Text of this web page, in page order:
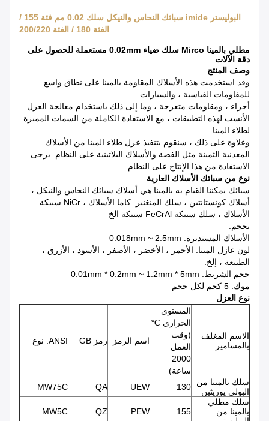
البوليستر imide سبائك النحاس والنيكل سلك 0.02 مم فئة 155 /
الفئة 180 / الفئة 200/220
مطلي بالمينا Mirco سلك ضياء 0.02mm مستعملة للحصول على
دقة الآلات
وصف المنتج
وقد استخدمت هذه الأسلاك المقاومة بالمينا على نطاق واسع
للمقاومات القياسية ، والسيارات
أجزاء ، ومقاومات متعرجة ، وما إلى ذلك باستخدام معالجة العزل
الأنسب لهذه التطبيقات ، مع الاستفادة الكاملة من السمات المميزة
لطلاء المينا.
وعلاوة على ذلك ، سنقوم بتنفيذ عزل طلاء المينا من الأسلاك
المعدنية الثمينة مثل الفضة والأسلاك البلاتينية على النظام. يرجى
الاستفادة من هذا الإنتاج على النظام.
نوع من سبائك الأسلاك العارية
سبائك يمكننا القيام به بالمينا هي أسلاك سبائك النحاس والنيكل ،
أسلاك كونستانتين ، سلك المنغنيز.
كاما الأسلاك ، NiCr سبيكة
الأسلاك ، سلك سبيكة FeCrAl سبيكة الخ
بحجم:
الأسلاك المستديرة: 0.018mm ~ 2.5mm
لون عازل المينا: الأحمر ، الأخضر ، الأصفر ، الأسود ، الأزرق ،
الطبيعة ، إلخ.
حجم الشريط: 0.01mm * 0.2mm ~ 1.2mm * 5mm
موك: 5 كجم لكل حجم
نوع العزل
الاسم المغلف
بالمسامير
المستوى
الحراري ℃
(وقت
العمل
2000
ساعة)
اسم الرمز رمز GB ANSI. نوع
سلك بالمينا من
البولي يوريثين
130
UEW
QA
MW75C
سلك مطلي
بالمينا من
155
PEW
QZ
MW5C